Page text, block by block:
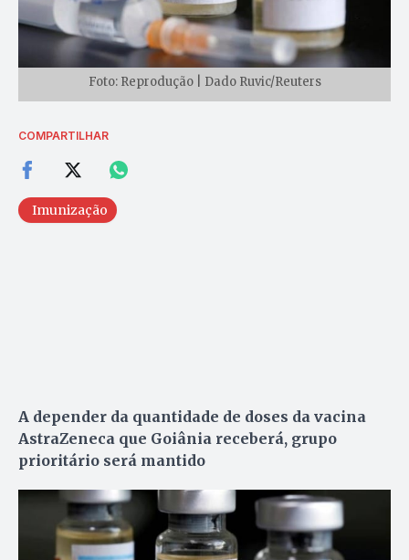
Foto: Reprodução | Dado Ruvic/Reuters
COMPARTILHAR
Imunização
A depender da quantidade de doses da vacina
AstraZeneca que Goiânia receberá, grupo
prioritário será mantido